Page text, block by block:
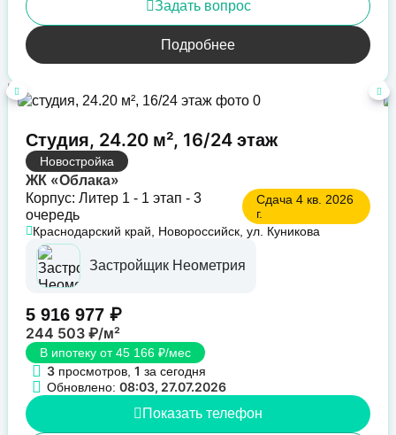
Задать вопрос
Подробнее
Студия, 24.20 м², 16/24 этаж
Новостройка
ЖК «Облака»
Корпус: Литер 1 - 1 этап - 3
очередь
Сдача 4 кв. 2026
г.
Краснодарский край, Новороссийск, ул. Куникова
Застройщик Неометрия
5 916 977 ₽
244 503 ₽/м²
В ипотеку от 45 166 ₽/мес
3 просмотров, 1 за сегодня
Обновлено: 08:03, 27.07.2026
Показать телефон